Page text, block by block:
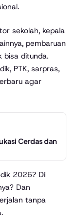
sekolah, kepala
pembaruan
bisa ditunda.
PTK, sarpras,
agar
Cerdas dan
2026? Di
Dan
tanpa